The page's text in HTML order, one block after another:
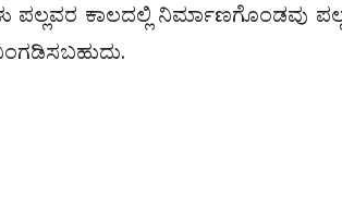
ಪಲ್ಲವರ ಕಾಲದಲ್ಲಿ ನಿರ್ಮಾಣಗೊಂಡವು